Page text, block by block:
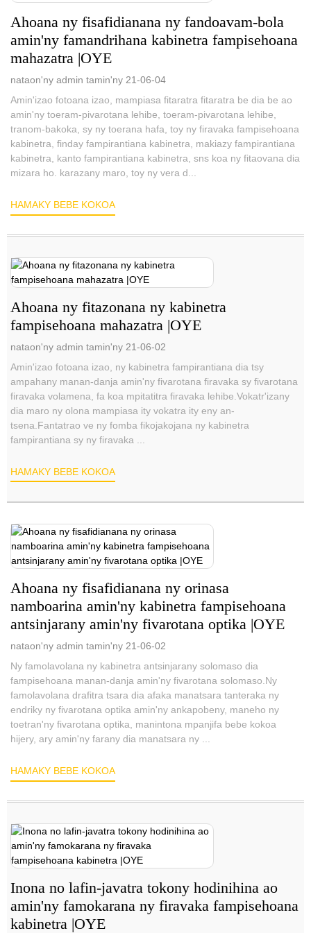
Ahoana ny fisafidianana ny fandoavam-bola
amin'ny famandrihana kabinetra fampisehoana
mahazatra |OYE
nataon'ny admin tamin'ny 21-06-04
Amin'izao fotoana izao, mampiasa fitaratra fitaratra be dia be ao
amin'ny toeram-pivarotana lehibe, toeram-pivarotana lehibe,
tranom-bakoka, sy ny toerana hafa, toy ny firavaka fampisehoana
kabinetra, finday fampirantiana kabinetra, makiazy fampirantiana
kabinetra, kanto fampirantiana kabinetra, sns koa ny fitaovana dia
mizara ho. karazany maro, toy ny vera d...
HAMAKY BEBE KOKOA
Ahoana ny fitazonana ny kabinetra
fampisehoana mahazatra |OYE
nataon'ny admin tamin'ny 21-06-02
Amin'izao fotoana izao, ny kabinetra fampirantiana dia tsy
ampahany manan-danja amin'ny fivarotana firavaka sy fivarotana
firavaka volamena, fa koa mpitatitra firavaka lehibe.Vokatr'izany
dia maro ny olona mampiasa ity vokatra ity eny an-
tsena.Fantatrao ve ny fomba fikojakojana ny kabinetra
fampirantiana sy ny firavaka ...
HAMAKY BEBE KOKOA
Ahoana ny fisafidianana ny orinasa
namboarina amin'ny kabinetra fampisehoana
antsinjarany amin'ny fivarotana optika |OYE
nataon'ny admin tamin'ny 21-06-02
Ny famolavolana ny kabinetra antsinjarany solomaso dia
fampisehoana manan-danja amin'ny fivarotana solomaso.Ny
famolavolana drafitra tsara dia afaka manatsara tanteraka ny
endriky ny fivarotana optika amin'ny ankapobeny, maneho ny
toetran'ny fivarotana optika, manintona mpanjifa bebe kokoa
hijery, ary amin'ny farany dia manatsara ny ...
HAMAKY BEBE KOKOA
Inona no lafin-javatra tokony hodinihina ao
amin'ny famokarana ny firavaka fampisehoana
kabinetra |OYE